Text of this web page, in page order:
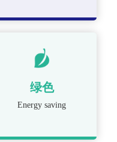
绿色
Energy saving